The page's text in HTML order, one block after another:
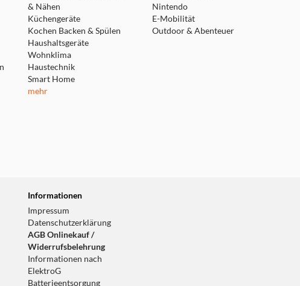
& Nähen
Küchengeräte
Kochen Backen & Spülen
Haushaltsgeräte
Wohnklima
Haustechnik
Smart Home
mehr
Nintendo
E-Mobilität
Outdoor & Abenteuer
Informationen
Impressum
Datenschutzerklärung
AGB Onlinekauf /
Widerrufsbelehrung
Informationen nach
ElektroG
Batterieentsorgung